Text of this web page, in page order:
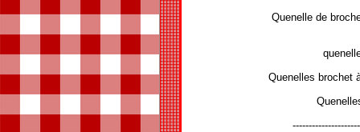
Quenelle de
Quenelles